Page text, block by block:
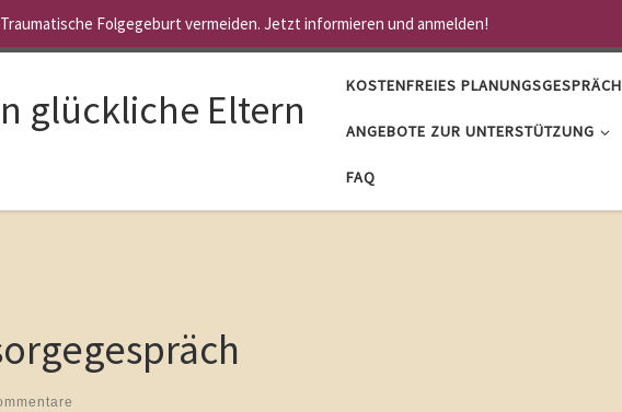
Traumatische Folgegeburt vermeiden. Jetzt informieren und anmelden!
glückliche Eltern
KOSTENFREIES PLANUNGSGESPRÄCH
ANGEBOTE ZUR UNTERSTÜTZUNG
FAQ